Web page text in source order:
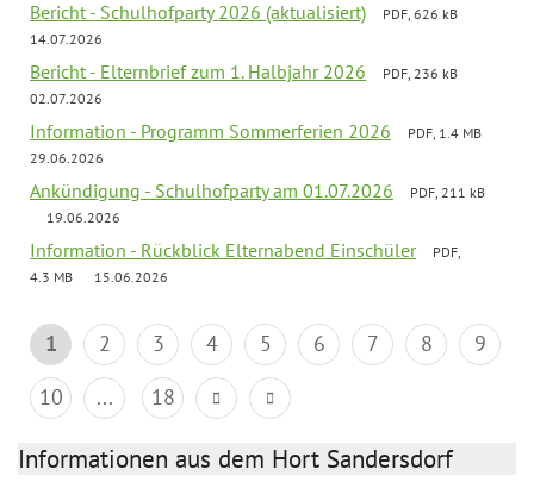
Bericht - Schulhofparty 2026 (aktualisiert)
PDF, 626 kB
14.07.2026
Bericht - Elternbrief zum 1. Halbjahr 2026
PDF, 236 kB
02.07.2026
Information - Programm Sommerferien 2026
PDF, 1.4 MB
29.06.2026
Ankündigung - Schulhofparty am 01.07.2026
PDF, 211 kB
19.06.2026
Information - Rückblick Elternabend Einschüler
PDF,
4.3 MB
15.06.2026
1 2 3 4 5 6 7 8
9
10
... 18
Informationen aus dem Hort Sandersdorf